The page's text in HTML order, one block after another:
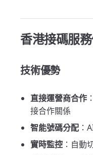
香港接碼服
技術優勢
直接運營商合作
接合作關係
智能號碼分配 ：
實時監控 ：自動